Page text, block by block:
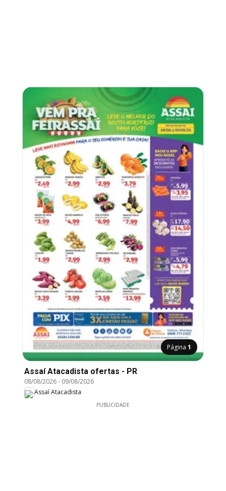
Página 1
Assaí Atacadista ofertas - PR
08/08/2026- 09/08/2026
Assaí Atacadista
PUBLICIDADE